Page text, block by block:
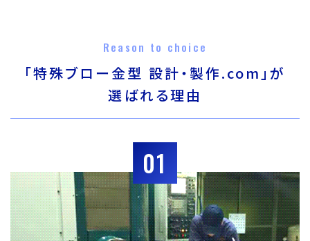
Reason to choice
「特殊ブロー金型 設計・製作.com」が
選ばれる理由
01